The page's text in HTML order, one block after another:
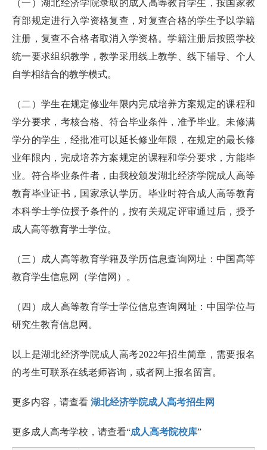
（一）湖北经济学院录取的成人高等教育学生，按国家教
育部规定进行入学资格复查，对复查合格的学生予以学籍
注册，复查不合格者取消入学资格。学籍注册后按照学校
统一要求组织教学，教学采用线上教学、线下辅导、个人
自学相结合的教学模式。
（二）学生在规定修业年限内完成培养方案规定的课程和
学分要求，考核合格、符合毕业条件，准予毕业。未修满
学分的学生，经批准可以延长修业年限，在规定的最长修
业年限内，完成培养方案规定的课程和学分要求，方能毕
业。符合毕业条件者，由我校颁发湖北经济学院成人高等
教育毕业证书，国家承认学历。毕业时符合成人高等教育
本科学士学位授予条件的，按有关规定评审通过后，授予
成人高等教育学士学位。
（三）成人高等教育学籍及学历信息查询网址：中国高等
教育学生信息网（学信网）。
（四）成人高等教育学士学位信息查询网址：中国学位与
研究生教育信息网。
以上是湖北经济学院成人高考2022年招生简章，需要报名
的考生可联系在线老师咨询，或者网上报名留言。
更多内容，请查看 湖北经济学院成人高考招生网
更多成人高考学校，请查看“成人高考院校库”